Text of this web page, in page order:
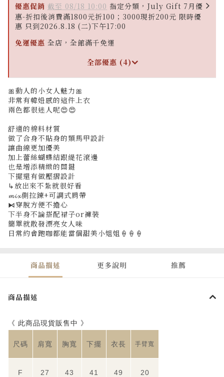
優惠促銷 截至 08/18 10:00 指定分類，July Gift 7月優
惠-折扣後消費滿1800元折100；3000現折200元 限時優
惠 只到2026.8.18 (二)下午17:00
免運優惠 全店，全館滿千免運
全部優惠 (4)
🎀動人的小女人魅力🎀
非常有韓妞感的這件上衣
兩色都很迷人呢😍😍
舒適的棉料材質
做了合身不貼身的類馬甲設計
讓曲線更加優美
加上蕾絲蝴蝶結跟緹花滾邊
也是增添精緻的關鍵
下擺還有做壓摺設計
↳放出來不紮就很好看
𝓶𝓲𝔁側拉鍊+可調式肩帶
⧑穿脫方便不擔心
下半身不論搭配裙子or褲裝
簡單就散發漂亮女人味
日常約會跑咖都能當個甜美小姐姐🍦🍦🍦
商品描述 更多說明 推薦
商品描述
《 此商品現貨販售中 》
尺碼 肩寬 胸寬 下擺 衣長 手臂寬
F 27 43 41 49 20